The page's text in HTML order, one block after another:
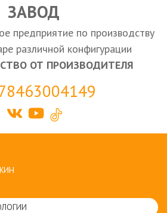
ПРУЖИН
Самара
ЗАВОД
предприятие по производству
различной конфигурации
ОТ ПРОИЗВОДИТЕЛЯ